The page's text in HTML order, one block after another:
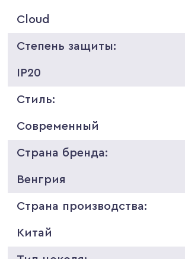
Cloud
Степень защиты:
IP20
Стиль:
Современный
Страна бренда:
Венгрия
Страна производства:
Китай